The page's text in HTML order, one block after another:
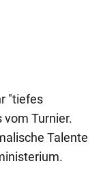
"tiefes
vom Turnier.
Talente